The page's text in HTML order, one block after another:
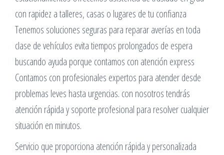
con rapidez a talleres, casas o lugares de tu confianza
Tenemos soluciones seguras para reparar averías en toda
clase de vehículos evita tiempos prolongados de espera
buscando ayuda porque contamos con atención express
Contamos con profesionales expertos para atender desde
problemas leves hasta urgencias. con nosotros tendrás
atención rápida y soporte profesional para resolver cualquier
situación en minutos.
Servicio que proporciona atención rápida y personalizada